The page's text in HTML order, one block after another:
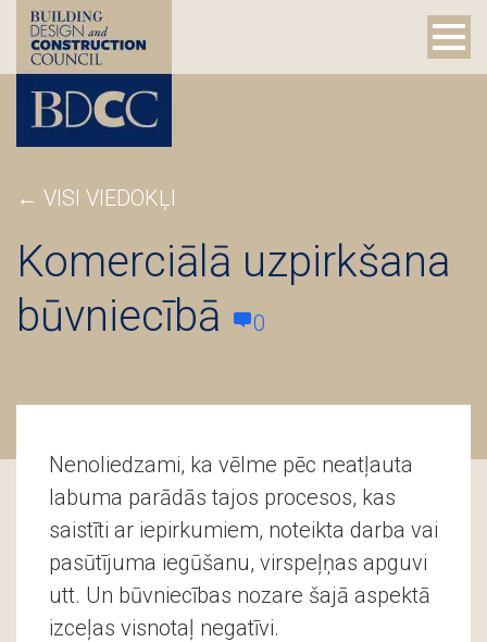
← VISI VIEDOKĻI
Komerciālā uzpirkšana
būvniecībā
0
Nenoliedzami, ka vēlme pēc neatļauta
labuma parādās tajos procesos, kas
saistīti ar iepirkumiem, noteikta darba vai
pasūtījuma iegūšanu, virspeļņas apguvi
utt. Un būvniecības nozare šajā aspektā
izceļas visnotaļ negatīvi.